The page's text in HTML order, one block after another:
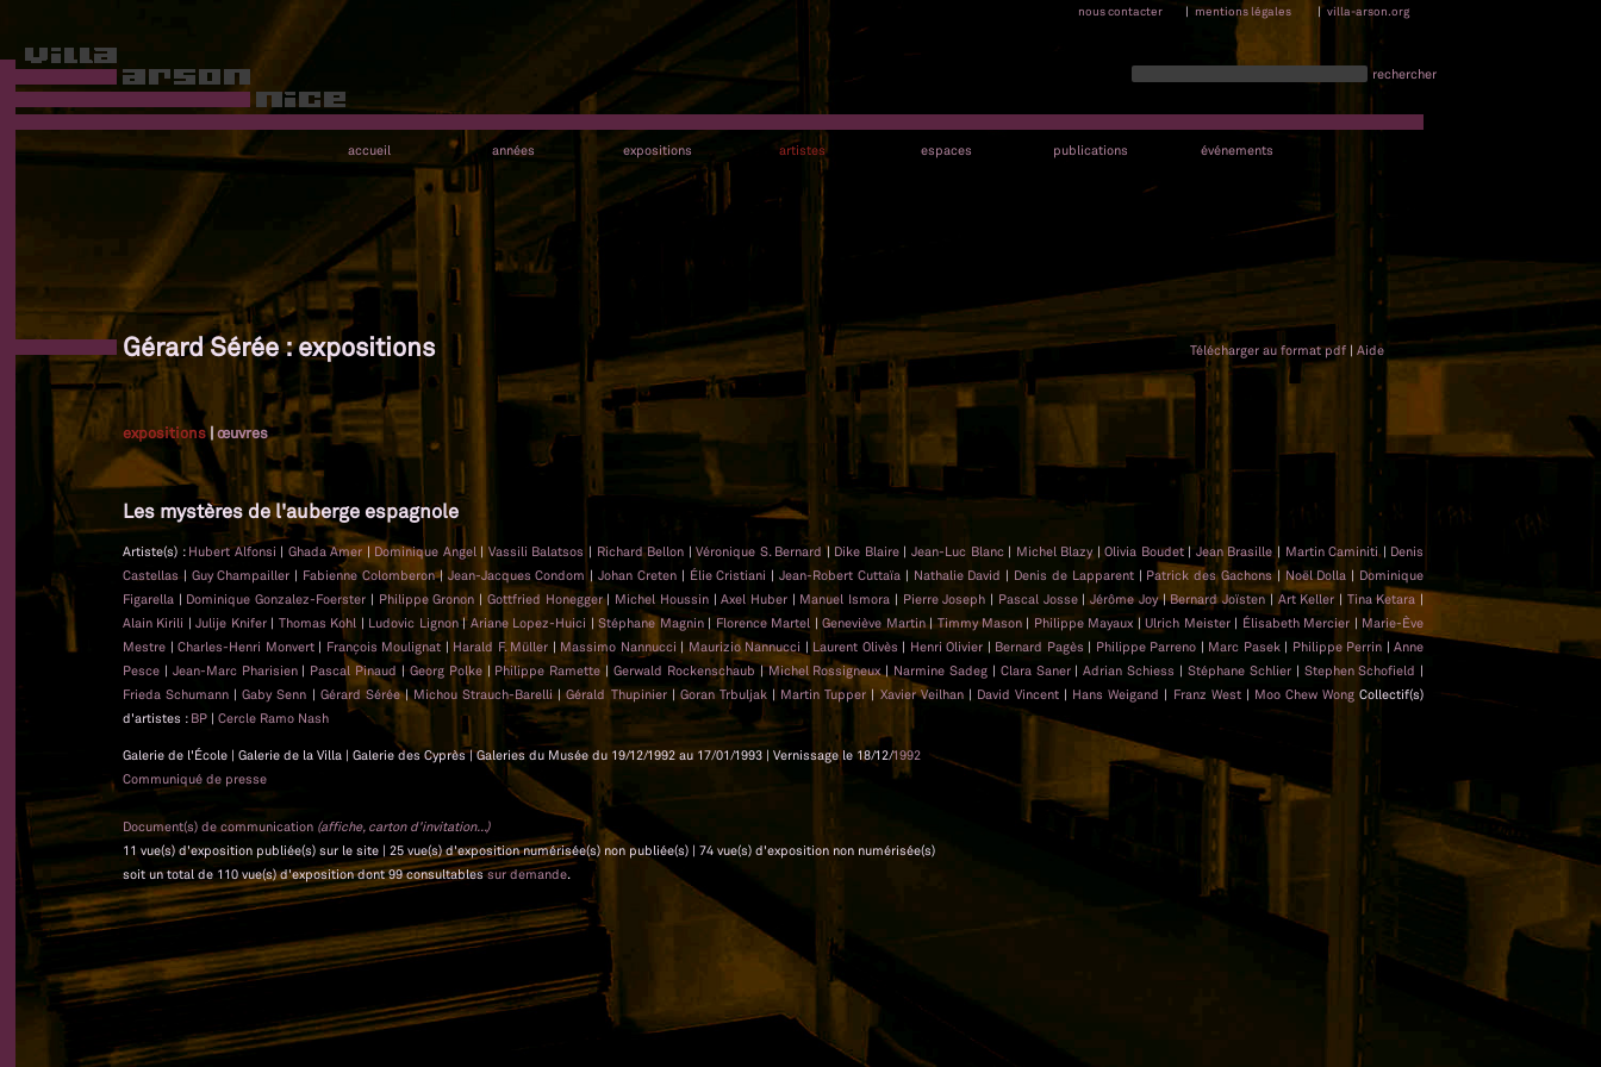
nous contacter | mentions légales | villa-arson.org
rechercher
accueil années expositions artistes espaces publications événements
Gérard Sérée : expositions Télécharger au format pdf | Aide
expositions|œuvres
Les mystères de l'auberge espagnole
Artiste(s) : Hubert Alfonsi | Ghada Amer | Dominique Angel | Vassili Balatsos | Richard Bellon |Véronique S. Bernard| Dike Blaire | Jean-Luc Blanc | Michel Blazy |Olivia Boudet | Jean Brasille | Martin Caminiti| Denis
Castellas | Guy Champailler | Fabienne Colomberon| Jean-Jacques Condom |Johan Creten | Élie Cristiani |Jean-Robert Cuttaïa | Nathalie David | Denis de Lapparent | Patrick des Gachons | Noël Dolla | Dominique
Figarella | Dominique Gonzalez-Foerster | Philippe Gronon | Gottfried Honegger| Michel Houssin |Axel Huber | Manuel Ismora | Pierre Joseph | Pascal Josse |Jérôme Joy|Bernard Joïsten| Art Keller | Tina Ketara |
Alain Kirili |Julije Knifer | Thomas Kohl | Ludovic Lignon|Ariane Lopez-Huici |Stéphane Magnin | Florence Martel |Geneviève Martin|Timmy Mason | Philippe Mayaux |Ulrich Meister | Élisabeth Mercier | Marie-Ève
Mestre | Charles-Henri Monvert | François Moulignat | Harald F. Müller | Massimo Nannucci | Maurizio Nannucci | Laurent Olivès | Henri Olivier | Bernard Pagès | Philippe Parreno | Marc Pasek | Philippe Perrin | Anne
Pesce | Jean-Marc Pharisien | Pascal Pinaud | Georg Polke | Philippe Ramette|Gerwald Rockenschaub |Michel Rossigneux| Narmine Sadeg | Clara Saner |Adrian Schiess | Stéphane Schlier | Stephen Schofield |
Frieda Schumann |Gaby Senn | Gérard Sérée| Michou Strauch-Barelli|Gérald Thupinier |Goran Trbuljak | Martin Tupper|Xavier Veilhan | David Vincent | Hans Weigand | Franz West | Moo Chew WongCollectif(s)
d'artistes : BP | Cercle Ramo Nash
Galerie de l'École | Galerie de la Villa | Galerie des Cyprès | Galeries du Musée du 19/12/1992 au 17/01/1993 | Vernissage le 18/12/1992
Communiqué de presse
Document(s) de communication (affiche, carton d'invitation...)
11 vue(s) d'exposition publiée(s) sur le site | 25 vue(s) d'exposition numérisée(s) non publiée(s) | 74 vue(s) d'exposition non numérisée(s)
soit un total de 110 vue(s) d'exposition dont 99 consultablessur demande.